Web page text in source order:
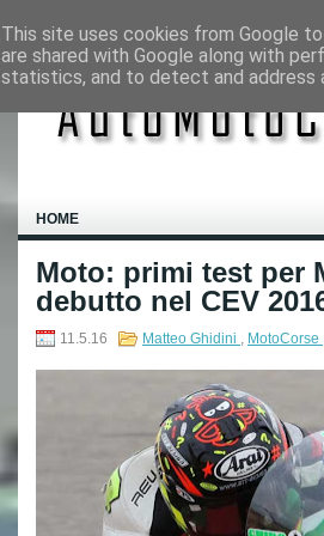
HOME
Moto: primi test per
debutto nel CEV
11.5.16 Matteo Ghidini , MotoCorse
This site uses cookies from Google
are shared with Google along with
statistics, and to detect and address